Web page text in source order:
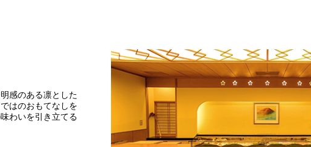
感のある凛とした
はのおもてなしを
わいを引き立てる
TEL 092-482-1163